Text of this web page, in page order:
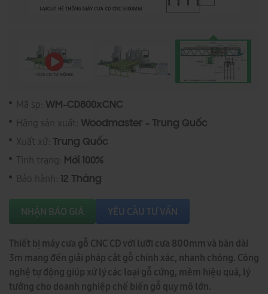
Mã sp: WM-CD800xCNC
Hãng sản xuất: Woodmaster - Trung Quốc
Xuất xứ: Trung Quốc
Tình trạng: Mới 100%
Bảo hành: 12 Tháng
NHẬN BÁO GIÁ YÊU CẦU TƯ VẤN
Thiết bị máy cưa gỗ CNC CD với lưỡi cưa 800mm và bàn dài
3m mang đến giải pháp cắt gỗ chính xác, nhanh chóng. Công
nghệ tự động giúp xử lý các loại gỗ cứng, mềm hiệu quả, lý
tưởng cho doanh nghiệp chế biến gỗ quy mô lớn.